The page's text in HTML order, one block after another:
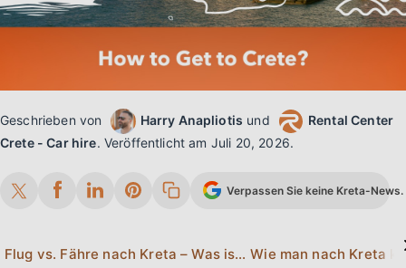
Geschrieben von Harry Anapliotis und
Rental Center
Crete - Car hire. Veröffentlicht am Juli 20, 2026.
Verpassen Sie keine Kreta-
Flug vs. Fähre nach Kreta – Was ist besser? Wie man nach Kreta